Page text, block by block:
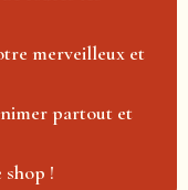
merveilleux et
partout et
!